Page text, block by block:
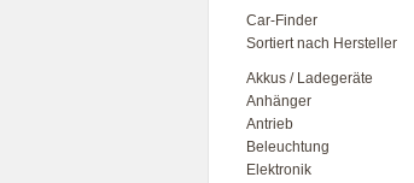
Car-Finder
Sortiert nach Hersteller
Akkus / Ladegeräte
Anhänger
Antrieb
Beleuchtung
Elektronik